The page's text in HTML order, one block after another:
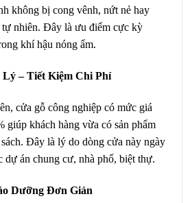
không bị cong vênh, nứt nẻ hay
nhiên. Đây là ưu điểm cực kỳ
khí hậu nóng ẩm.
– Tiết Kiệm Chi Phí
, cửa gỗ công nghiệp có mức giá
giúp khách hàng vừa có sản phẩm
Đây là lý do dòng cửa này ngày
dự án chung cư, nhà phố, biệt thự.
Dưỡng Đơn Giản